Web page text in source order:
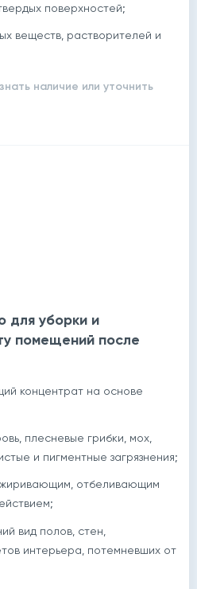
поверхностей;
веществ, растворителей и
наличие или уточнить
для уборки и
помещений после
концентрат на основе
плесневые грибки, мох,
и пигментные загрязнения;
отбеливающим
вид полов, стен,
интерьера, потемневших от